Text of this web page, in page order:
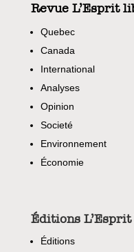
Revue L’Esprit
Quebec
Canada
International
Analyses
Opinion
Societé
Environnement
Économie
Éditions
Éditions